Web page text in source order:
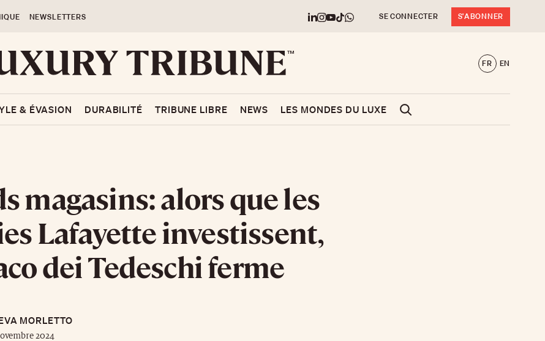
NEWSLETTERS SE CONNECTER S'ABONNER
FR EN
& ÉVASION DURABILITÉ TRIBUNE LIBRE NEWS LES MONDES DU LUXE
magasins: alors que les
Lafayette investissent,
dei Tedeschi ferme
MORLETTO
2024